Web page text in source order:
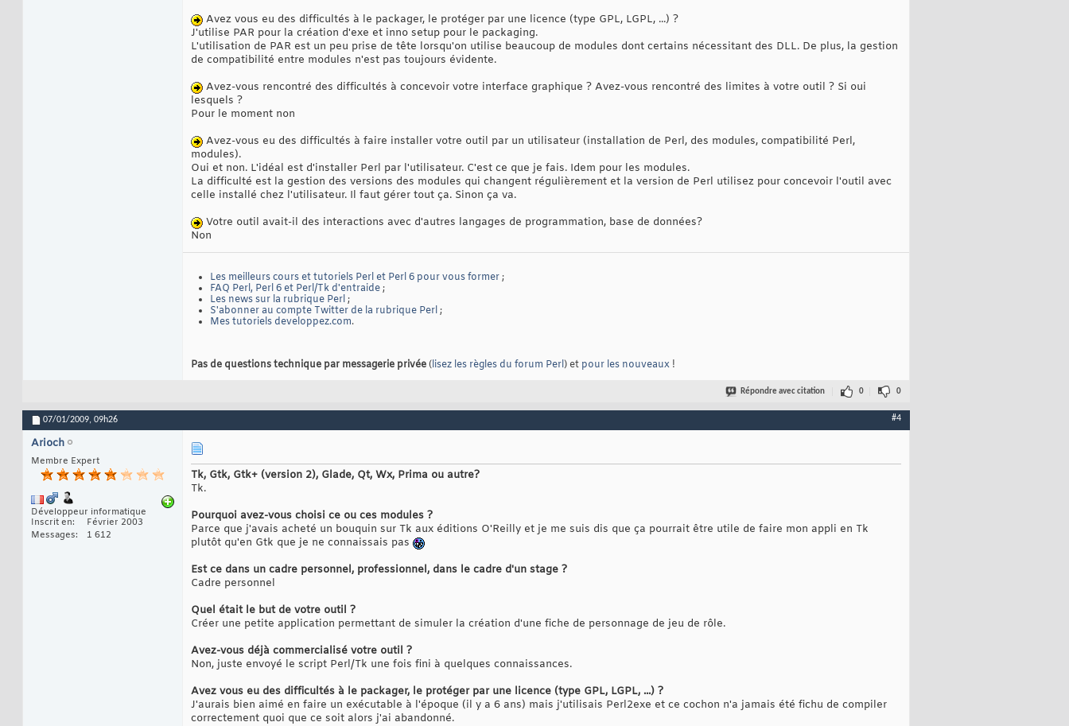
Avez vous eu des difficultés à le packager, le protéger par une licence (type GPL, LGPL, ...) ?
J'utilise PAR pour la création d'exe et inno setup pour le packaging.
L'utilisation de PAR est un peu prise de tête lorsqu'on utilise beaucoup de modules dont certains nécessitant des DLL. De plus, la gestion
de compatibilité entre modules n'est pas toujours évidente.
Avez-vous rencontré des difficultés à concevoir votre interface graphique ? Avez-vous rencontré des limites à votre outil ? Si oui
lesquels ?
Pour le moment non
Avez-vous eu des difficultés à faire installer votre outil par un utilisateur (installation de Perl, des modules, compatibilité Perl,
modules).
Oui et non. L'idéal est d'installer Perl par l'utilisateur. C'est ce que je fais. Idem pour les modules.
La difficulté est la gestion des versions des modules qui changent régulièrement et la version de Perl utilisez pour concevoir l'outil avec
celle installé chez l'utilisateur. Il faut gérer tout ça. Sinon ça va.
Votre outil avait-il des interactions avec d'autres langages de programmation, base de données?
Non
Les meilleurs cours et tutoriels Perl et Perl 6 pour vous former;
FAQ Perl, Perl 6 et Perl/Tk d'entraide;
Les news sur la rubrique Perl;
S'abonner au compte Twitter de la rubrique Perl;
Mes tutoriels developpez.com.
Pas de questions technique par messagerie privée(lisez les règles du forum Perl) et pour les nouveaux !
Répondre avec citation 0 0
07/01/2009, 09h26 #4
Arioch
Membre Expert
Développeur informatique
Inscrit en
Février 2003
Messages
1 612
Tk, Gtk, Gtk+ (version 2), Glade, Qt, Wx, Prima ou autre?
Tk.
Pourquoi avez-vous choisi ce ou ces modules ?
Parce que j'avais acheté un bouquin sur Tk aux éditions O'Reilly et je me suis dis que ça pourrait être utile de faire mon appli en Tk
plutôt qu'en Gtk que je ne connaissais pas
Est ce dans un cadre personnel, professionnel, dans le cadre d'un stage ?
Cadre personnel
Quel était le but de votre outil ?
Créer une petite application permettant de simuler la création d'une fiche de personnage de jeu de rôle.
Avez-vous déjà commercialisé votre outil ?
Non, juste envoyé le script Perl/Tk une fois fini à quelques connaissances.
Avez vous eu des difficultés à le packager, le protéger par une licence (type GPL, LGPL, ...) ?
J'aurais bien aimé en faire un exécutable à l'époque (il y a 6 ans) mais j'utilisais Perl2exe et ce cochon n'a jamais été fichu de compiler
correctement quoi que ce soit alors j'ai abandonné.